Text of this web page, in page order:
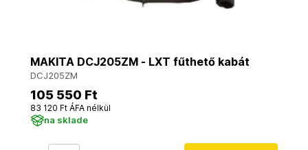
MAKITA DCJ205ZM - LXT fűthető kabát
DCJ205ZM
105 550 Ft
83 120 Ft ÁFA nélkül
na sklade